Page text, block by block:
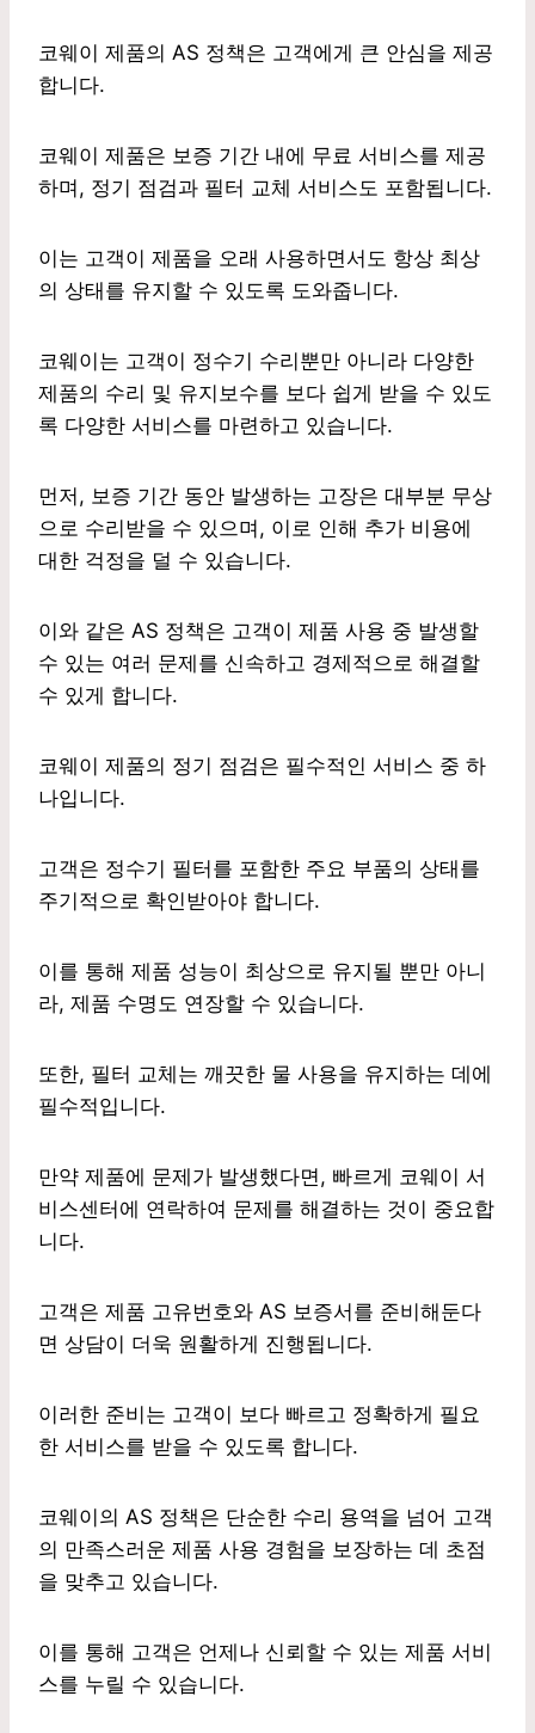
코웨이 제품의 AS 정책은 고객에게 큰 안심을 제공
합니다.
코웨이 제품은 보증 기간 내에 무료 서비스를 제공
하며, 정기 점검과 필터 교체 서비스도 포함됩니다.
이는 고객이 제품을 오래 사용하면서도 항상 최상
의 상태를 유지할 수 있도록 도와줍니다.
코웨이는 고객이 정수기 수리뿐만 아니라 다양한
제품의 수리 및 유지보수를 보다 쉽게 받을 수 있도
록 다양한 서비스를 마련하고 있습니다.
먼저, 보증 기간 동안 발생하는 고장은 대부분 무상
으로 수리받을 수 있으며, 이로 인해 추가 비용에
대한 걱정을 덜 수 있습니다.
이와 같은 AS 정책은 고객이 제품 사용 중 발생할
수 있는 여러 문제를 신속하고 경제적으로 해결할
수 있게 합니다.
코웨이 제품의 정기 점검은 필수적인 서비스 중 하
나입니다.
고객은 정수기 필터를 포함한 주요 부품의 상태를
주기적으로 확인받아야 합니다.
이를 통해 제품 성능이 최상으로 유지될 뿐만 아니
라, 제품 수명도 연장할 수 있습니다.
또한, 필터 교체는 깨끗한 물 사용을 유지하는 데에
필수적입니다.
만약 제품에 문제가 발생했다면, 빠르게 코웨이 서
비스센터에 연락하여 문제를 해결하는 것이 중요합
니다.
고객은 제품 고유번호와 AS 보증서를 준비해둔다
면 상담이 더욱 원활하게 진행됩니다.
이러한 준비는 고객이 보다 빠르고 정확하게 필요
한 서비스를 받을 수 있도록 합니다.
코웨이의 AS 정책은 단순한 수리 용역을 넘어 고객
의 만족스러운 제품 사용 경험을 보장하는 데 초점
을 맞추고 있습니다.
이를 통해 고객은 언제나 신뢰할 수 있는 제품 서비
스를 누릴 수 있습니다.